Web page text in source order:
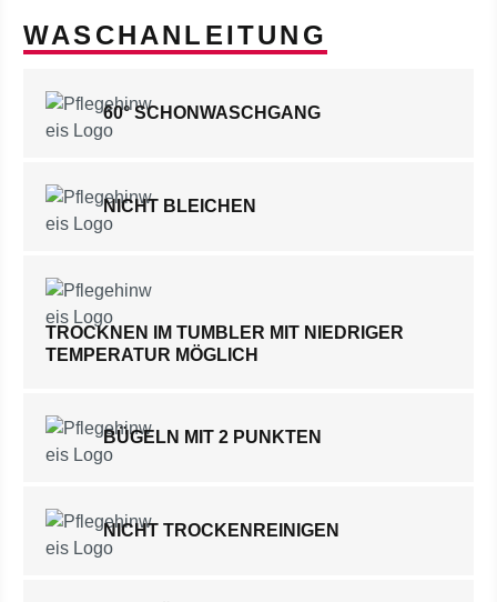
WASCHANLEITUNG
60° SCHONWASCHGANG
NICHT BLEICHEN
TROCKNEN IM TUMBLER MIT NIEDRIGER
TEMPERATUR MÖGLICH
BÜGELN MIT 2 PUNKTEN
NICHT TROCKENREINIGEN